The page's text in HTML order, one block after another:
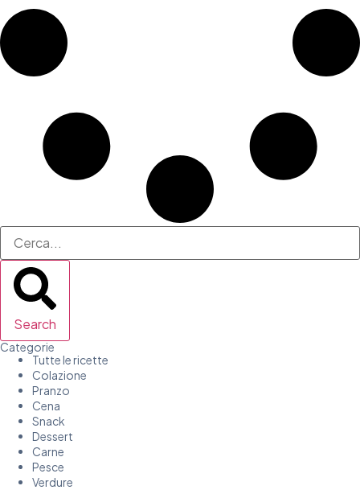
Search
Categorie
Tutte le ricette
Colazione
Pranzo
Cena
Snack
Dessert
Carne
Pesce
Verdure